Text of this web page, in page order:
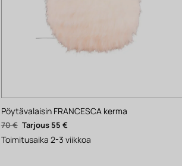
Pöytävalaisin FRANCESCA kerma
70€ Alkuperäinen
hinta
oli:
70 €.
55 €Nykyinen
hinta
on:
55 €.
Toimitusaika 2-3 viikkoa